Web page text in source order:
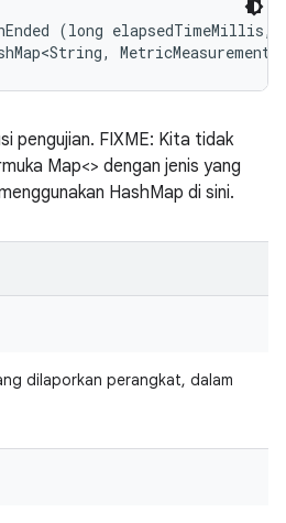
(long elapsedTimeMillis,
pengujian. FIXME: Kita tidak
Map<> dengan jenis yang
HashMap di sini.
dilaporkan perangkat, dalam